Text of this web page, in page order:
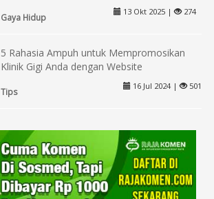
Gaya Hidup
13 Okt 2025 | 274
5 Rahasia Ampuh untuk Mempromosikan
Klinik Gigi Anda dengan Website
Tips
16 Jul 2024 | 501